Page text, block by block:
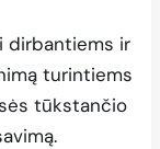
dirbantiems ir
turintiems
tūkstančio